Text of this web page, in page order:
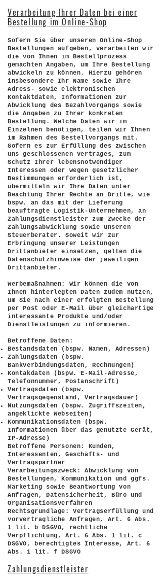
Verarbeitung Ihrer Daten bei einer
Bestellung im Online-Shop
Sofern Sie über unseren Online-Shop
Bestellungen aufgeben, verarbeiten wir
die von Ihnen im Bestellprozess
gemachten Angaben, um Ihre Bestellung
abwickeln zu können. Hierzu gehören
insbesondere Ihr Name sowie Ihre
Adress- sowie elektronischen
Kontaktdaten, Informationen zur
Abwicklung des Bezahlvorgangs sowie
die Angaben zu Ihrer konkreten
Bestellung. Welche Daten wir im
Einzelnen benötigen, teilen wir Ihnen
im Rahmen des Bestellvorgangs mit.
Sofern es zur Erfüllung des zwischen
uns geschlossenen Vertrages, zum
Schutz Ihrer lebensnotwendiger
Interessen oder wegen gesetzlicher
Bestimmungen erforderlich ist,
übermitteln wir Ihre Daten unter
Beachtung Ihrer Rechte an Dritte, wie
bspw. an das mit der Lieferung
beauftragte Logistik-Unternehmen, an
Zahlungsdienstleister zum Zwecke der
Zahlungsabwicklung sowie unseren
Steuerberater. Soweit wir zur
Erbringung unserer Leistungen
Drittanbieter einsetzen, gelten die
Datenschutzhinweise der jeweiligen
Drittanbieter.
Werbemaßnahmen: Wir können die von
Ihnen hinterlegten Daten zudem nutzen,
um Sie nach einer erfolgten Bestellung
per Post oder E-Mail über gleichartige
interessante Produkte und/oder
Dienstleistungen zu informieren.
Betroffene Daten:
Bestandsdaten (bspw. Namen, Adressen)
Zahlungsdaten (bspw.
Bankverbindungsdaten, Rechnungen)
Kontakdaten (bspw. E-Mail-Adresse,
Telefonnummer, Postanschrift)
Vertragsdaten (bspw.
Vertragsgegenstand, Vertragsdauer)
Nutzungsdaten (bspw. Zugriffszeiten,
angeklickte Webseiten)
Kommunikationsdaten (bspw.
Informationen über das genutzte Gerät,
IP-Adresse)
Betroffene Personen: Kunden,
Interessenten, Geschäfts- und
Vertragspartner
Verarbeitungszweck: Abwicklung von
Bestellungen, Kommunikation und ggfs.
Marketing sowie Beantwortung von
Anfragen, Datensicherheit, Büro und
Organisationsverfahren
Rechtsgrundlage: Vertragserfüllung und
vorvertragliche Anfragen, Art. 6 Abs.
1 lit. b DSGVO, rechtliche
Verpflichtung, Art. 6 Abs. 1 lit. c
DSGVO, berechtigtes Interesse, Art. 6
Abs. 1 lit. f DSGVO
Zahlungsdienstleister